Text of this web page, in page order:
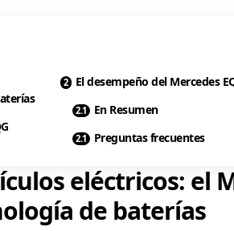
El desempeño del Mercedes
En Resumen
Preguntas frecuentes
eléctricos: el
de baterías